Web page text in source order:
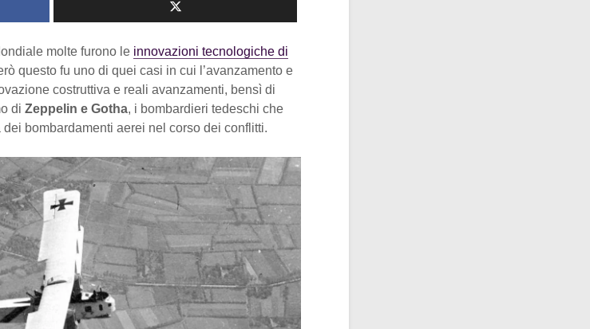
molte furono le innovazioni tecnologiche di
questo fu uno di quei casi in cui l’avanzamento e
costruttiva e reali avanzamenti, bensì di
di Zeppelin e Gotha, i bombardieri tedeschi che
bombardamenti aerei nel corso dei conflitti.